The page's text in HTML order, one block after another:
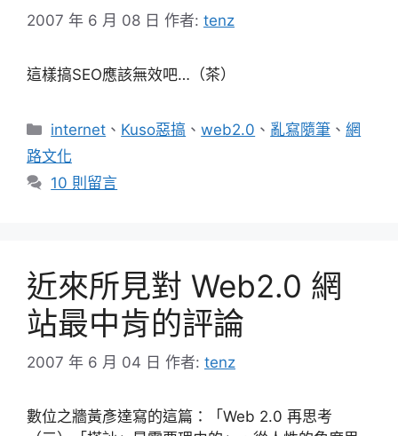
2007 年 6 月 08 日 作者: tenz
這樣搞SEO應該無效吧…（茶）
分
類
internet 、 Kuso惡搞 、web2.0 、 亂寫隨筆 、網
路文化
10 則留言
近來所見對 Web2.0 網
站最中肯的評論
2007 年 6 月 04 日 作者: tenz
數位之牆黃彥達寫的這篇：「Web 2.0 再思考